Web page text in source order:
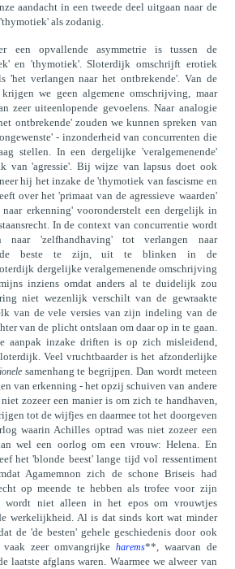
aandacht in een tweede deel uitgaan naar de
als zodanig.
een opvallende asymmetrie is tussen de
en 'thymotiek'. Sloterdijk omschrijft erotiek
'het verlangen naar het ontbrekende'. Van de
we geen algemene omschrijving, maar
zeer uiteenlopende gevoelens. Naar analogie
ontbrekende' zouden we kunnen spreken van
- inzonderheid van concurrenten die
stellen. In een dergelijke 'veralgemenende'
van 'agressie'. Bij wijze van lapsus doet ook
hij het inzake de 'thymotiek van fascisme en
over het 'primaat van de agressieve waarden'
naar erkenning' vooronderstelt een dergelijk in
In de context van concurrentie wordt
naar 'zelfhandhaving' tot verlangen naar
de beste te zijn, uit te blinken in de
dergelijke veralgemenende omschrijving
inziens omdat anders al te duidelijk zou
niet wezenlijk verschilt van de gewraakte
van de vele versies van zijn indeling van de
van de plicht ontslaan om daar op in te gaan.
aanpak inzake driften is op zich misleidend,
Veel vruchtbaarder is het afzonderlijke
samenhang te begrijpen. Dan wordt meteen
van erkenning - het opzij schuiven van andere
zozeer een manier is om zich te handhaven,
tot de wijfjes en daarmee tot het doorgeven
waarin Achilles optrad was niet zozeer een
wel een oorlog om een vrouw: Helena. En
het 'blonde beest' lange tijd vol ressentiment
Agamemnon zich de schone Briseis had
op meende te hebben als trofee voor zijn
wordt niet alleen in het epos om vrouwtjes
werkelijkheid. Al is dat sinds kort wat minder
de 'de besten' gehele geschiedenis door ook
zeer omvangrijke harems**, waarvan de
laatste afglans waren. Waarmee we alweer van